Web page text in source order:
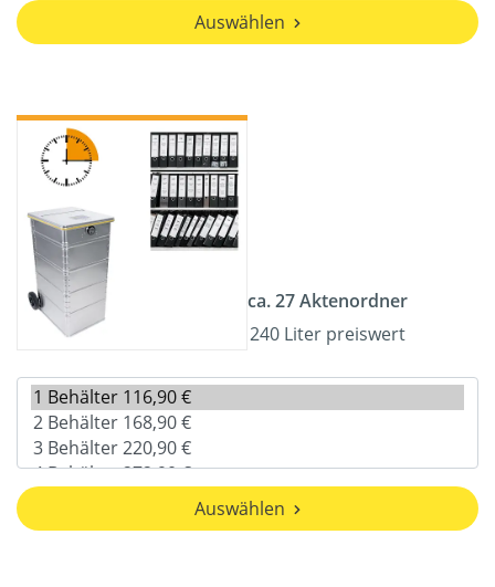
Auswählen
ca. 27 Aktenordner
240 Liter preiswert
Auswählen